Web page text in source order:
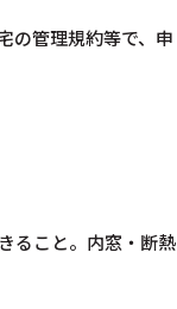
の管理規約等で、申
ること。内窓・断熱